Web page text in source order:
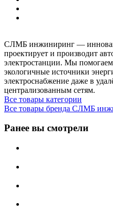
СЛМБ инжиниринг —
проектирует и производит
электростанции. Мы
экологичные источники
электроснабжение даже в
централизованным сетям.
Все товары категории
Все товары бренда СЛМБ
Ранее вы смотрели